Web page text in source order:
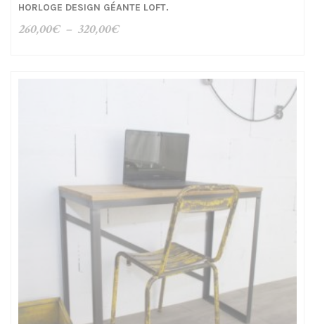
HORLOGE DESIGN GÉANTE LOFT.
260,00€ – 320,00€Plage